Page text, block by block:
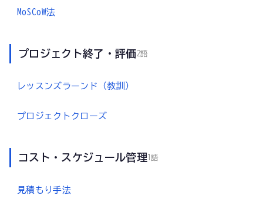
MoSCoW法
プロジェクト終了・評価2語
レッスンズラーンド（教訓）
プロジェクトクローズ
コスト・スケジュール管理1語
見積もり手法